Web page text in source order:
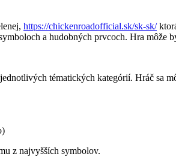
https://chickenroadofficial.sk/sk-sk/
a hudobných prvcoch. Hra môže
tématických kategórií. Hráč sa
z najvyšších symbolov.